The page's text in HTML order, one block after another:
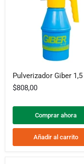
Giber
1,5
L
Pulverizador Giber 1,5
$808,00
Comprar ahora
Añadir al carrito